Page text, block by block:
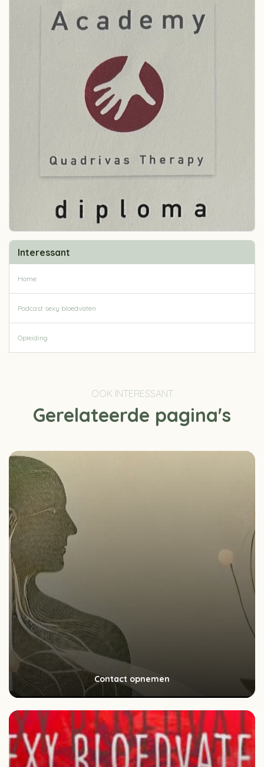
Interessant
Home
Podcast sexy bloedvaten
Opleiding
OOK INTERESSANT
Gerelateerde pagina's
Contact opnemen